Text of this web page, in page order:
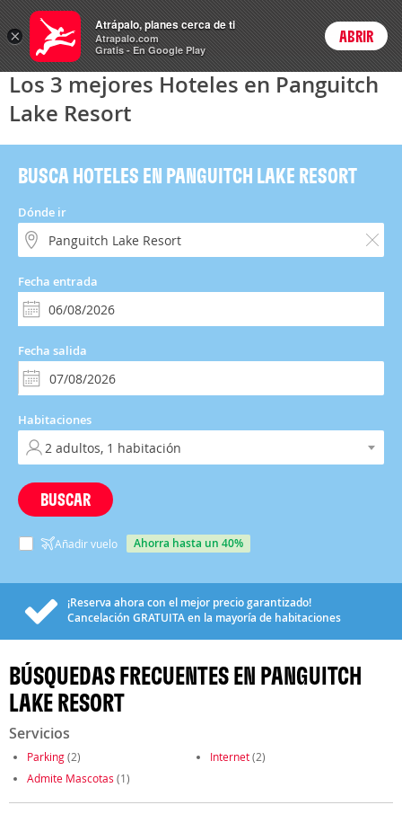
Hoteles Login
Los 3 mejores Hoteles en Panguitch
Lake Resort
BUSCA HOTELES EN PANGUITCH LAKE RESORT
Dónde ir
Fecha entrada
Fecha salida
Habitaciones
BUSCAR
Añadir vuelo ahorra hasta un 40%
¡Reserva ahora con el mejor precio garantizado!
Cancelación GRATUITAen la mayoría de habitaciones
BÚSQUEDAS FRECUENTES EN PANGUITCH
LAKE RESORT
Servicios
Parking(2) Internet(2)
Admite Mascotas (1)
×
Atrápalo, planes cerca de ti
Atrapalo.com
Gratis - En Google Play
ABRIR